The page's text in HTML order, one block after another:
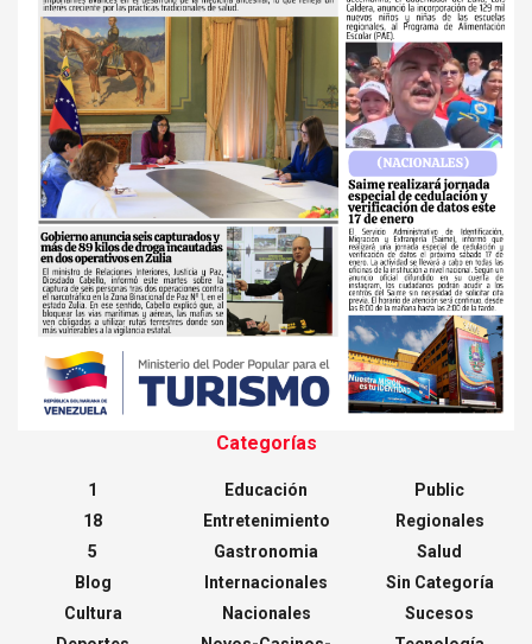
Categorías
1
18
5
Blog
Cultura
Educación
Entretenimiento
Gastronomia
Internacionales
Nacionales
Public
Regionales
Salud
Sin Categoría
Sucesos